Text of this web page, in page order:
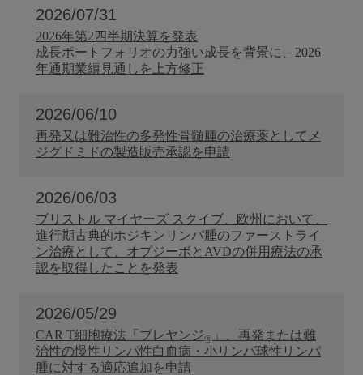
2026/07/31
2026年第2四半期決算を発表
成長ポートフォリオの力強い成長を背景に、2026
年通期業績見通しを上方修正
2026/06/10
再発又は難治性の多発性骨髄腫の治療薬としてメ
ジグドミドの製造販売承認を申請
2026/06/03
ブリストル マイヤーズ スクイブ、欧州において、
進行期古典的ホジキンリンパ腫のファーストライ
ン治療として、オプジーボとAVDの併用療法の承
認を取得したことを発表
2026/05/29
CAR T細胞療法「ブレヤンジ® 」、再発または難
治性の慢性リンパ性白血病・小リンパ球性リンパ
腫に対する適応追加を申請